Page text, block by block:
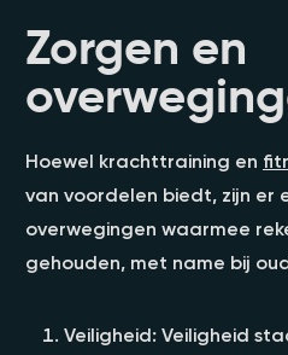
Zorgen en
Hoewel krachttraining en
van voordelen biedt, zijn er
overwegingen waarmee
gehouden, met name bij
Veiligheid: Veiligheid